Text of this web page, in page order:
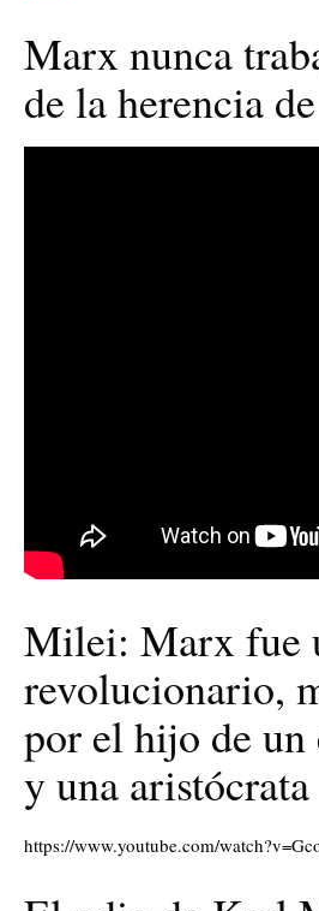
Marx nunca
de la herencia
Milei: Marx fue
revolucionario,
por el hijo de un
y una aristócrata
https://www.youtube.com/